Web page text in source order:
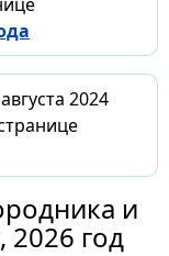
2024
и
2026 год